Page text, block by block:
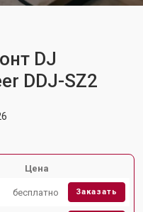
DJ
DDJ-SZ2
Цена
бесплатно Заказать